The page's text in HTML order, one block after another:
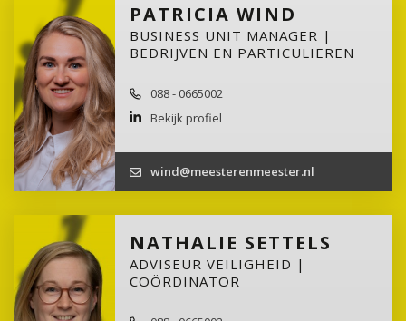
PATRICIA WIND
BUSINESS UNIT MANAGER |
BEDRIJVEN EN PARTICULIEREN
088 - 0665002
Bekijk profiel
wind@meesterenmeester.nl
NATHALIE SETTELS
ADVISEUR VEILIGHEID |
COÖRDINATOR